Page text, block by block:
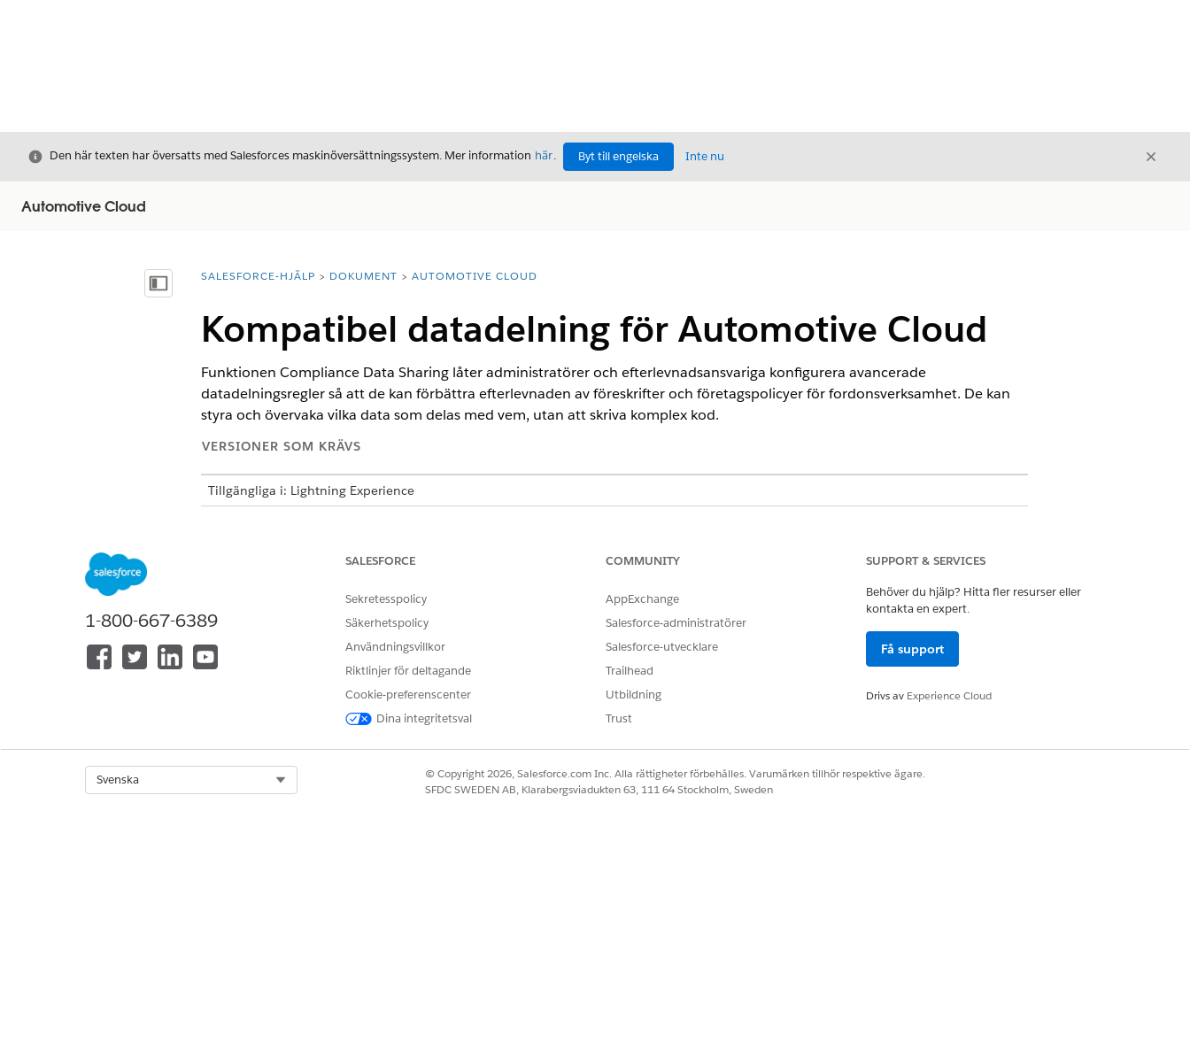
Stäng
Den här texten har översatts med Salesforces maskinöversättningssystem. Mer information här. Byt till engelska Inte nu Stäng
Automotive Cloud
Visa innehållsförteckning
Du är här:
SALESFORCE-HJÄLP DOKUMENT AUTOMOTIVE CLOUD
Kompatibel datadelning för Automotive Cloud
Funktionen Compliance Data Sharing låter administratörer och efterlevnadsansvariga konfigurera avancerade
datadelningsregler så att de kan förbättra efterlevnaden av föreskrifter och företagspolicyer för fordonsverksamhet. De kan
styra och övervaka vilka data som delas med vem, utan att skriva komplex kod.
VERSIONER SOM KRÄVS
Tillgängliga i: Lightning Experience
ANVÄNDARBEHÖRIGHETER SOM KRÄVS FÖR ATT
Konfigurera kompatibel datadelning i Automotive Cloud: Konfigurera behörigheten Kompatibelt datadelningssystem
Användarkompatibel behörighet för datadelningssystem
Använd objektet Deltagare i tillgångsdatadelning för att aktivera avancerad datadelning för tillgångsobjektet i din
1-800-667-6389
SALESFORCE
Sekretesspolicy
Säkerhetspolicy
Användningsvillkor
Riktlinjer för deltagande
Cookie-preferenscenter
Dina integritetsval
COMMUNITY
AppExchange
Salesforce-administratörer
Salesforce-utvecklare
Trailhead
Utbildning
Trust
SUPPORT & SERVICES
Behöver du hjälp? Hitta fler resurser eller
kontakta en expert.
Få support
Drivs av Experience Cloud
Svenska
© Copyright 2026, Salesforce.com Inc. Alla rättigheter förbehålles. Varumärken tillhör respektive ägare.
SFDC SWEDEN AB, Klarabergsviadukten 63, 111 64 Stockholm, Sweden